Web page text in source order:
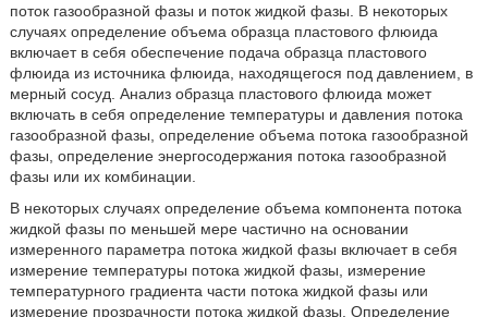
поток газообразной фазы и поток жидкой фазы. В некоторых
случаях определение объема образца пластового флюида
включает в себя обеспечение подача образца пластового
флюида из источника флюида, находящегося под давлением, в
мерный сосуд. Анализ образца пластового флюида может
включать в себя определение температуры и давления потока
газообразной фазы, определение объема потока газообразной
фазы, определение энергосодержания потока газообразной
фазы или их комбинации.
В некоторых случаях определение объема компонента потока
жидкой фазы по меньшей мере частично на основании
измеренного параметра потока жидкой фазы включает в себя
измерение температуры потока жидкой фазы, измерение
температурного градиента части потока жидкой фазы или
измерение прозрачности потока жидкой фазы. Определение